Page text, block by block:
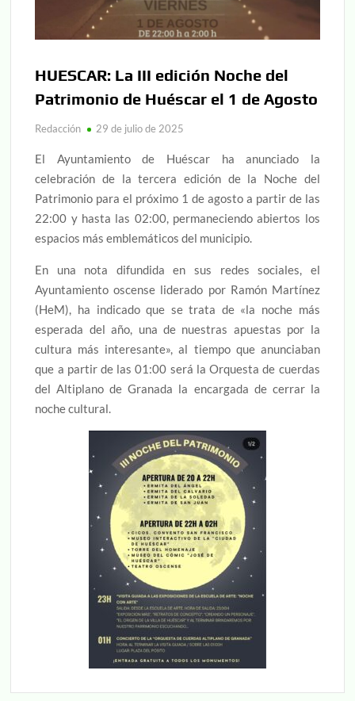
HUESCAR: La III edición Noche del
Patrimonio de Huéscar el 1 de Agosto
Redacción 29 de julio de 2025
El Ayuntamiento de Huéscar ha anunciado la
celebración de la tercera edición de la Noche del
Patrimonio para el próximo 1 de agosto a partir de las
22:00 y hasta las 02:00, permaneciendo abiertos los
espacios más emblemáticos del municipio.
En una nota difundida en sus redes sociales, el
Ayuntamiento oscense liderado por Ramón Martínez
(HeM), ha indicado que se trata de «la noche más
esperada del año, una de nuestras apuestas por la
cultura más interesante», al tiempo que anunciaban
que a partir de las 01:00 será la Orquesta de cuerdas
del Altiplano de Granada la encargada de cerrar la
noche cultural.